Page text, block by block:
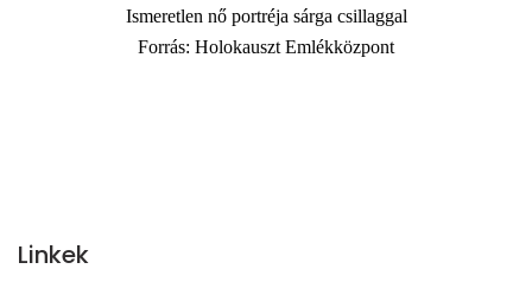
Ismeretlen nő portréja sárga csillaggal
Forrás: Holokauszt Emlékközpont
Linkek